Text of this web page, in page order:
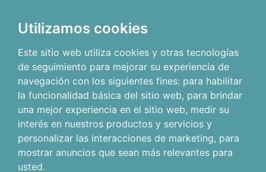
Utilizamos cookies
Este sitio web utiliza cookies y otras tecnologías
de seguimiento para mejorar su experiencia de
navegación con los siguientes fines: para habilitar
la funcionalidad básica del sitio web, para brindar
una mejor experiencia en el sitio web, medir su
interés en nuestros productos y servicios y
personalizar las interacciones de marketing, para
mostrar anuncios que sean más relevantes para
usted.